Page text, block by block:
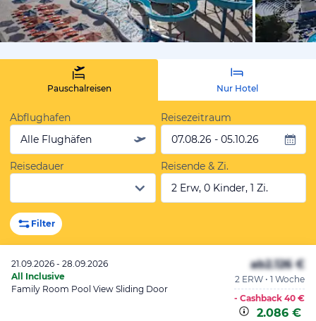
vom
Pauschalreisen Nur Hotel
Abflughafen
Alle Flughäfen
Reisezeitraum
07.08.26 - 05.10.26
Reisedauer
Reisende & Zi.
2 Erw, 0 Kinder, 1 Zi.
Filter
21.09.2026 - 28.09.2026
All Inclusive
Family Room Pool View Sliding Door
ab2.126 €
2 ERW • 1 Woche
- Cashback 40 €
2.086 €